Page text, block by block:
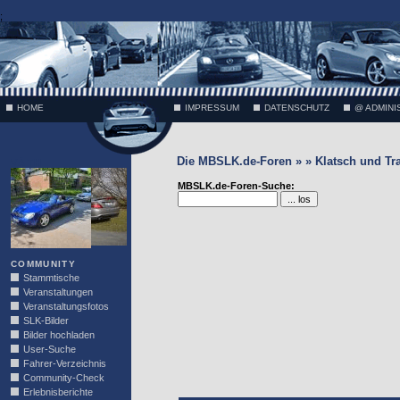
;
HOME IMPRESSUM DATENSCHUTZ @
COMMUNITY
Stammtische
Veranstaltungen
Veranstaltungsfotos
SLK-Bilder
Bilder hochladen
User-Suche
Fahrer-Verzeichnis
Community-Check
Erlebnisberichte
Die MBSLK.de-Foren » » Klatsch und
MBSLK.de-Foren-Suche: